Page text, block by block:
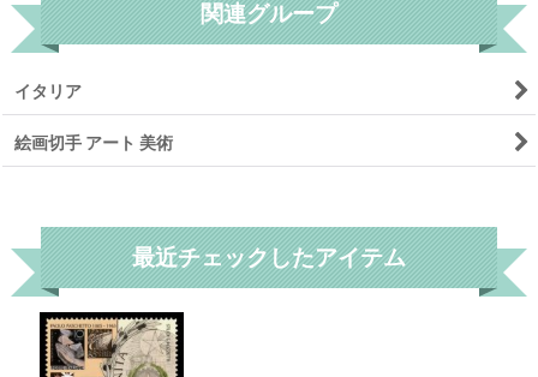
関連グループ
イタリア
絵画切手 アート 美術
最近チェックしたアイテム